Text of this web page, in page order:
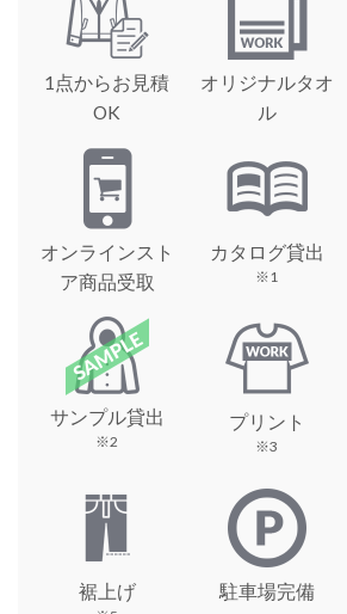
1点からお見積
OK
オリジナルタオ
ル
オンラインスト
ア商品受取
カタログ貸出
※1
サンプル貸出
※2
プリント
※3
裾上げ 駐車場完備